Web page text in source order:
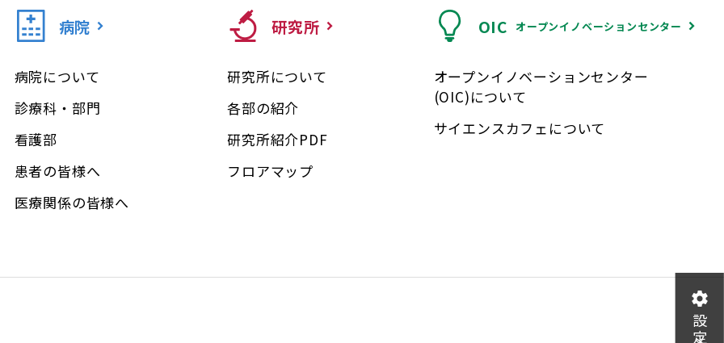
病院
病院について
診療科・部門
看護部
患者の皆様へ
医療関係の皆様へ
研究所
研究所について
各部の紹介
研究所紹介PDF
フロアマップ
OIC オープンイノベーションセンター
オープンイノベーションセンター
(OIC)について
サイエンスカフェについて